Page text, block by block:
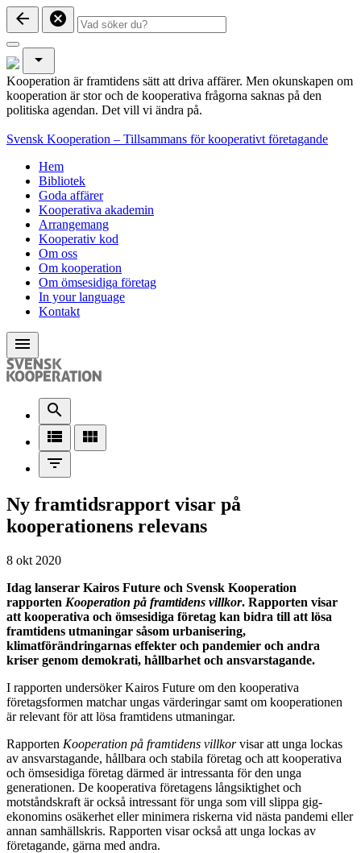
arrow_back cancel
arrow_drop_down
Kooperation är framtidens sätt att driva affärer. Men okunskapen om
kooperation är stor och de kooperativa frågorna saknas på den
politiska agendan. Det vill vi ändra på.
Svensk Kooperation – Tillsammans för kooperativt företagande
Hem
Bibliotek
Goda affärer
Kooperativa akademin
Arrangemang
Kooperativ kod
Om oss
Om kooperation
Om ömsesidiga företag
In your language
Kontakt
menu
search
view_list
view_module
filter_list
Ny framtidsrapport visar på
kooperationens relevans
8 okt 2020
Idag lanserar Kairos Future och Svensk Kooperation
rapporten Kooperation på framtidens villkor. Rapporten visar
att kooperativa och ömsesidiga företag kan bidra till att lösa
framtidens utmaningar såsom urbanisering,
klimatförändringarnas effekter och pandemier och andra
kriser genom demokrati, hållbarhet och ansvarstagande.
I rapporten undersöker Kairos Future om den kooperativa
företagsformen matchar ungas värderingar samt om kooperationen
är relevant för att lösa framtidens utmaningar.
Rapporten Kooperation på framtidens villkorvisar att unga lockas
av ansvarstagande, hållbara och stabila företag och att kooperativa
och ömsesidiga företag därmed är intressanta för den unga
generationen. De kooperativa företagens långsiktighet och
motståndskraft är också intressant för unga som vill slippa gig-
ekonomins osäkerhet eller minimera riskerna vid nästa pandemi eller
annan samhällskris. Rapporten visar också att unga lockas av
företagande, gärna med andra.